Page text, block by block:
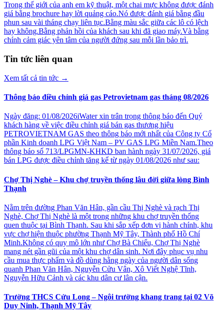
Trong thế giới của anh em kỹ thuật, một chai mực không được đánh
giá bằng brochure hay lời quảng cáo.Nó được đánh giá bằng đầu
phun sau vài tháng chạy liên tục.Bằng màu sắc giữa các lô có lệch
hay không.Bằng phản hồi của khách sau khi đã giao máy.Và bằng
chính cảm giác yên tâm của người đứng sau mỗi lần bảo trì.
Tin tức liên quan
Xem tất cả tin tức →
Thông báo điều chỉnh giá gas Petrovietnam gas tháng 08/2026
Ngày đăng: 01/08/2026iWater xin trân trọng thông báo đến Quý
khách hàng về việc điều chỉnh giá bán gas thương hiệu
PETROVIETNAM GAS theo thông báo mới nhất của Công ty Cổ
phần Kinh doanh LPG Việt Nam – PV GAS LPG Miền Nam.Theo
thông báo số 713/LPGMN-KHKD ban hành ngày 31/07/2026, giá
bán LPG được điều chỉnh tăng kể từ ngày 01/08/2026 như sau:
Chợ Thị Nghè – Khu chợ truyền thống lâu đời giữa lòng Bình
Thạnh
Nằm trên đường Phan Văn Hân, gần cầu Thị Nghè và rạch Thị
Nghè, Chợ Thị Nghè là một trong những khu chợ truyền thống
quen thuộc tại Bình Thạnh. Sau khi sắp xếp đơn vị hành chính, khu
vực chợ hiện thuộc phường Thạnh Mỹ Tây, Thành phố Hồ Chí
Minh.Không có quy mô lớn như Chợ Bà Chiểu, Chợ Thị Nghè
mang nét gần gũi của một khu chợ dân sinh. Nơi đây phục vụ nhu
cầu mua thực phẩm và đồ dùng hằng ngày của người dân sống
quanh Phan Văn Hân, Nguyễn Cửu Vân, Xô Viết Nghệ Tĩnh,
Nguyễn Hữu Cảnh và các khu dân cư lân cận.
Trường THCS Cửu Long – Ngôi trường khang trang tại 02 Võ
Duy Ninh, Thạnh Mỹ Tây